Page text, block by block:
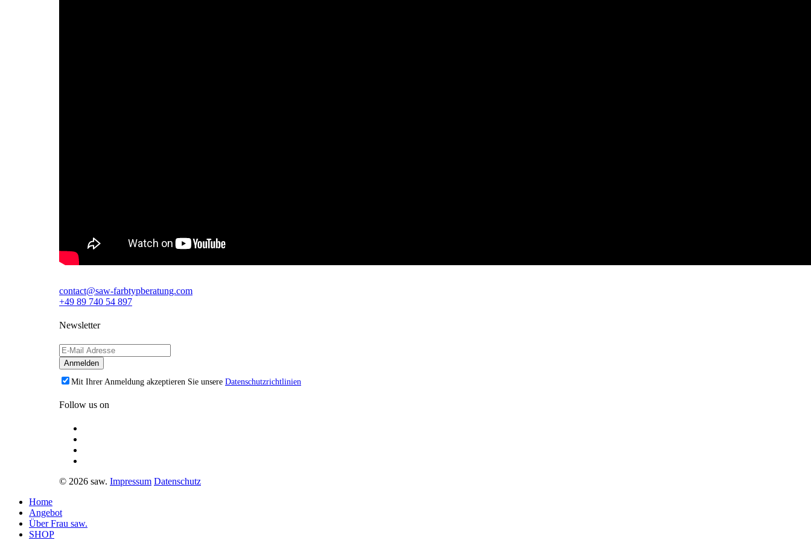
contact@saw-farbtypberatung.com
+49 89 740 54 897
Newsletter
Mit Ihrer Anmeldung akzeptieren Sie unsere Datenschutzrichtlinien
Follow us on
© 2026 saw. Impressum Datenschutz
Home
Angebot
Über Frau saw.
SHOP